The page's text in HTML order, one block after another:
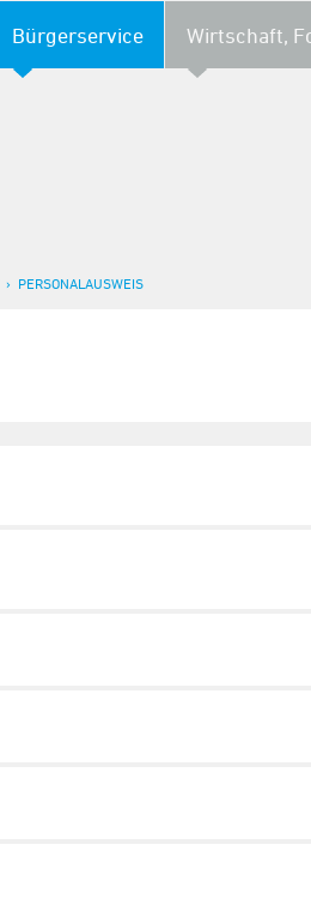
Bürgerservice Wirtschaft,
PERSONALAUSWEIS